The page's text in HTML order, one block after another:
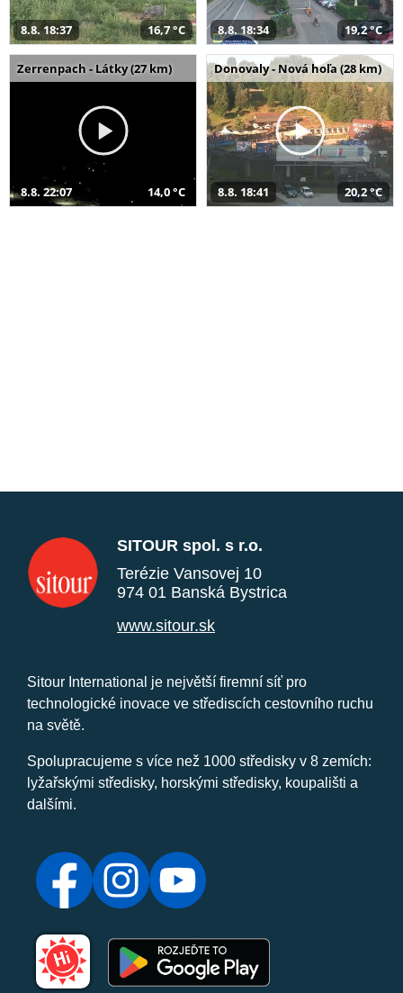
8.8. 18:37 16,7 °C 8.8. 18:34 19,2 °C
Zerrenpach - Látky (27 km)
8.8. 22:07 14,0 °C
Donovaly - Nová hoľa (28 km)
8.8. 18:41 20,2 °C
SITOUR spol. s r.o.
Terézie Vansovej 10
974 01 Banská Bystrica
www.sitour.sk
Sitour International je největší firemní síť pro
technologické inovace ve střediscích cestovního ruchu
na světě.
Spolupracujeme s více než 1000 středisky v 8 zemích:
lyžařskými středisky, horskými středisky, koupališti a
dalšími.